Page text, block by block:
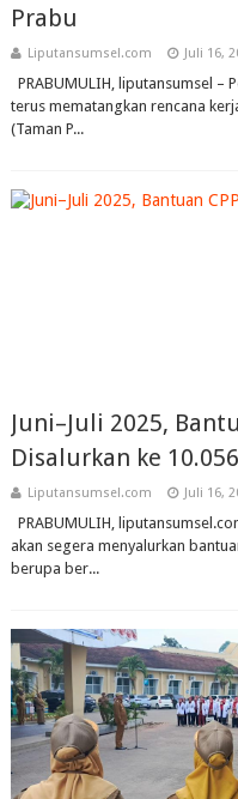
Prabu
Liputansumsel.com Juli 16,
PRABUMULIH, liputansumsel –
terus mematangkan rencana
(Taman P...
Juni–Juli 2025,
Disalurkan ke
Liputansumsel.com Juli 16,
PRABUMULIH,
akan segera menyalurkan
berupa ber...